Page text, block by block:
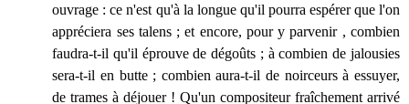
ouvrage : ce n'est qu'à la longue qu'il pourra espérer que l'on
appréciera ses talens ; et encore, pour y parvenir , combien
faudra-t-il qu'il éprouve de dégoûts ; à combien de jalousies
sera-t-il en butte ; combien aura-t-il de noirceurs à essuyer,
de trames à déjouer ! Qu'un compositeur fraîchement arrivé